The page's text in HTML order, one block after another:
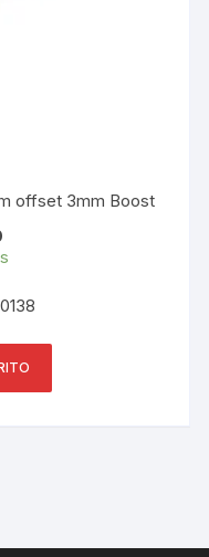
offset 3mm Boost